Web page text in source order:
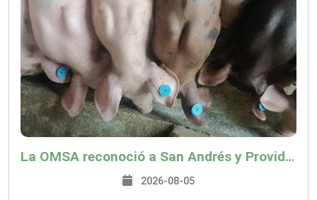
La OMSA reconoció a San Andrés y Providencia como zona libre de Peste Porcina Clásica (PPC)
2026-08-05